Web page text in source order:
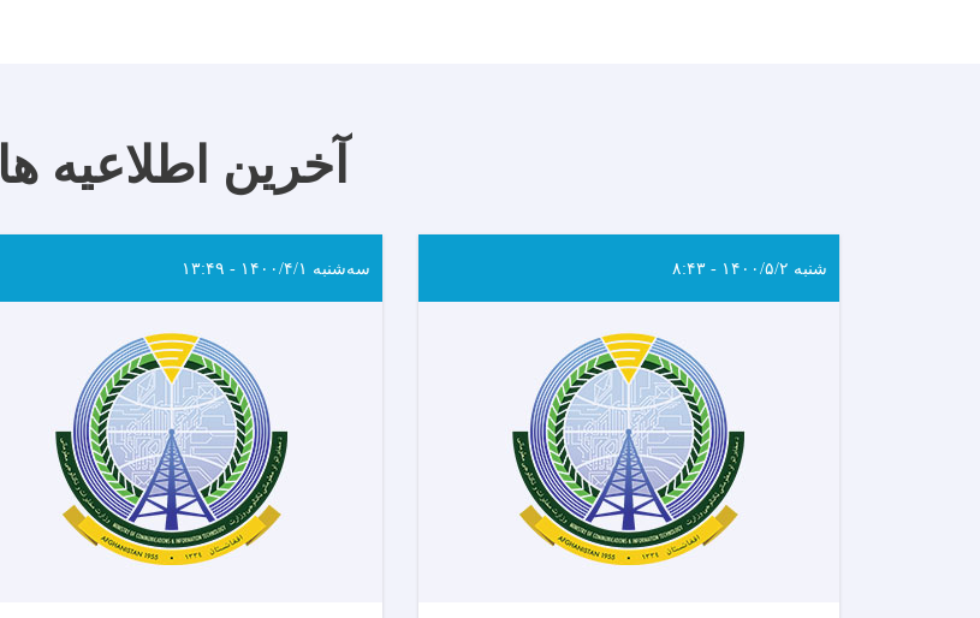
آخرین اطلاعیه ها
شنبه ۱۴۰۰/۵/۲ - ۸:۴۳ سه‌شنبه ۱۴۰۰/۴/۱ - ۱۳:۴۹